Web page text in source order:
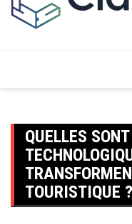
QUELLES
TOURISTIQUE ?